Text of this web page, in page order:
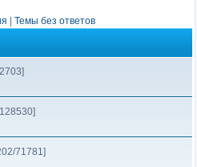
Темы без ответов
71781]